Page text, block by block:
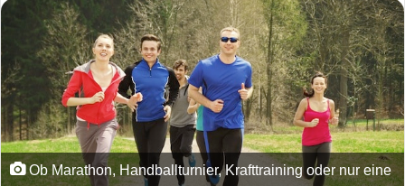
Ob Marathon, Handballturnier, Krafttraining oder nur eine